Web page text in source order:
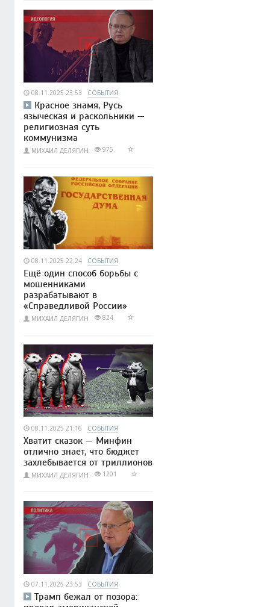
08.11.2025 23:53 СОБЫТИЯ
Красное знамя, Русь
языческая и раскольники —
религиозная суть
коммунизма
МИХАИЛ ДЕЛЯГИН 975
08.11.2025 22:24 СОБЫТИЯ
Ещё один способ борьбы с
мошенниками
разрабатывают в
«Справедливой России»
МИХАИЛ ДЕЛЯГИН 824
08.11.2025 21:16 СОБЫТИЯ
Хватит сказок — Минфин
отлично знает, что бюджет
захлебывается от триллионов
МИХАИЛ ДЕЛЯГИН 1201
07.11.2025 23:53 СОБЫТИЯ
Трамп бежал от позора: